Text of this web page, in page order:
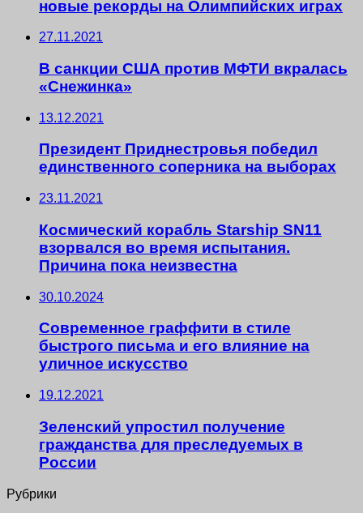
новые рекорды на Олимпийских играх
27.11.2021
В санкции США против МФТИ вкралась
«Снежинка»
13.12.2021
Президент Приднестровья победил
единственного соперника на выборах
23.11.2021
Космический корабль Starship SN11
взорвался во время испытания.
Причина пока неизвестна
30.10.2024
Современное граффити в стиле
быстрого письма и его влияние на
уличное искусство
19.12.2021
Зеленский упростил получение
гражданства для преследуемых в
России
Рубрики